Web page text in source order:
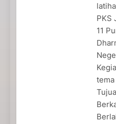
PKS
11
tema